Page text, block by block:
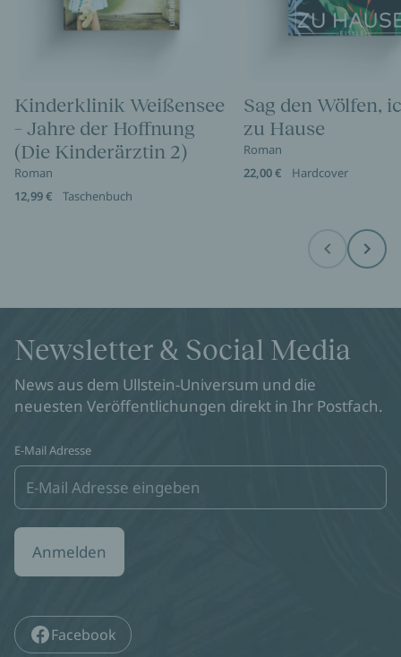
Kinderklinik Weißensee
– Jahre der Hoffnung
(Die Kinderärztin 2)
Roman
12,99 €
Taschenbuch
Sag den Wölfen,
zu Hause
Roman
22,00 €
Hardcover
Before Next
Newsletter & Social Media
News aus dem Ullstein-Universum und die
neuesten Veröffentlichungen direkt in Ihr Postfach.
E-Mail Adresse
Anmelden
Facebook